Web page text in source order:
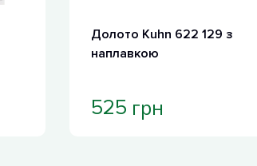
Долото Kuhn 622 129 з
наплавкою
525 грн